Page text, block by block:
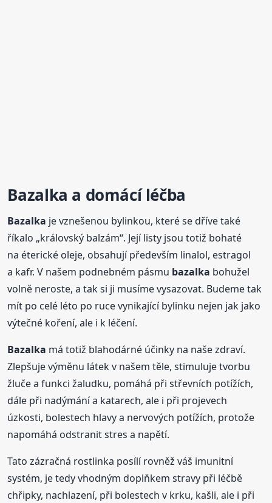
Bazalka a domácí léčba
Bazalka je vznešenou bylinkou, které se dříve také
říkalo „královský balzám“. Její listy jsou totiž bohaté
na éterické oleje, obsahují především linalol, estragol
a kafr. V našem podnebném pásmu bazalka bohužel
volně neroste, a tak si ji musíme vysazovat. Budeme tak
mít po celé léto po ruce vynikající bylinku nejen jak jako
výtečné koření, ale i k léčení.
Bazalka má totiž blahodárné účinky na naše zdraví.
Zlepšuje výměnu látek v našem těle, stimuluje tvorbu
žluče a funkci žaludku, pomáhá při střevních potížích,
dále při nadýmání a katarech, ale i při projevech
úzkosti, bolestech hlavy a nervových potížích, protože
napomáhá odstranit stres a napětí.
Tato zázračná rostlinka posílí rovněž váš imunitní
systém, je tedy vhodným doplňkem stravy při léčbě
chřipky, nachlazení, při bolestech v krku, kašli, ale i při